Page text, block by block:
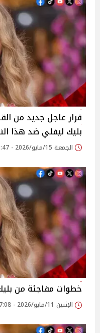
قرار عاجل جديد من
بليك ليفلي ضد هذا
الجمعة 15/مايو/2026 - 11:47 م
خطوات مفاجئة من
الإثنين 11/مايو/2026 - 07:08 م